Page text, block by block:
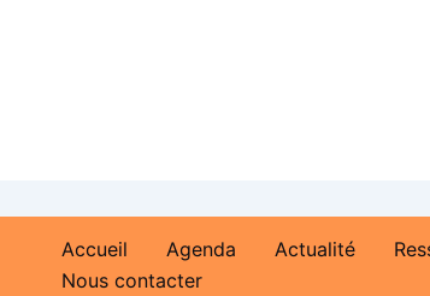
Accueil Agenda Actualité
Nous contacter